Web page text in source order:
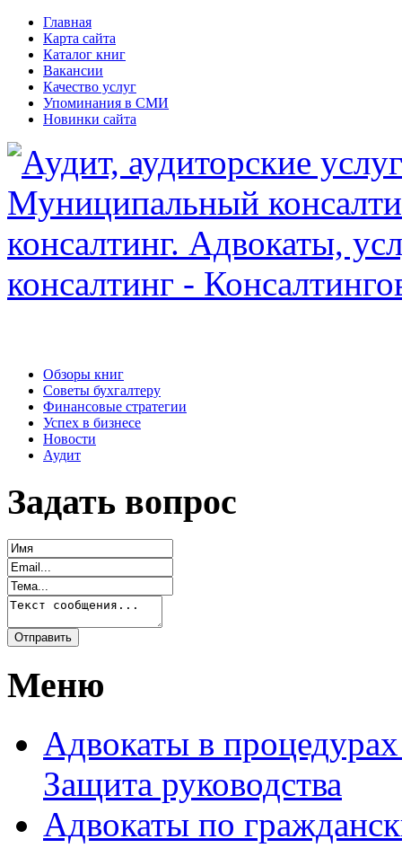
Главная
Карта сайта
Каталог книг
Вакансии
Качество услуг
Упоминания в СМИ
Новинки сайта
Обзоры книг
Советы бухгалтеру
Финансовые стратегии
Успех в бизнесе
Новости
Аудит
Задать вопрос
Меню
Адвокаты в
Защита руководства
Адвокаты по